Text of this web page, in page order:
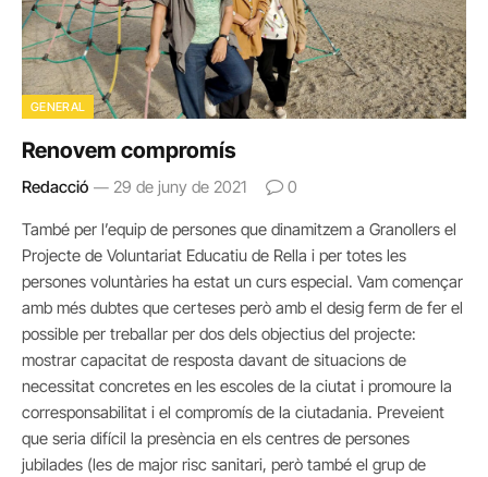
GENERAL
Renovem compromís
Redacció 29 de juny de 2021 0
També per l’equip de persones que dinamitzem a Granollers el
Projecte de Voluntariat Educatiu de Rella i per totes les
persones voluntàries ha estat un curs especial. Vam començar
amb més dubtes que certeses però amb el desig ferm de fer el
possible per treballar per dos dels objectius del projecte:
mostrar capacitat de resposta davant de situacions de
necessitat concretes en les escoles de la ciutat i promoure la
corresponsabilitat i el compromís de la ciutadania. Preveient
que seria difícil la presència en els centres de persones
jubilades (les de major risc sanitari, però també el grup de